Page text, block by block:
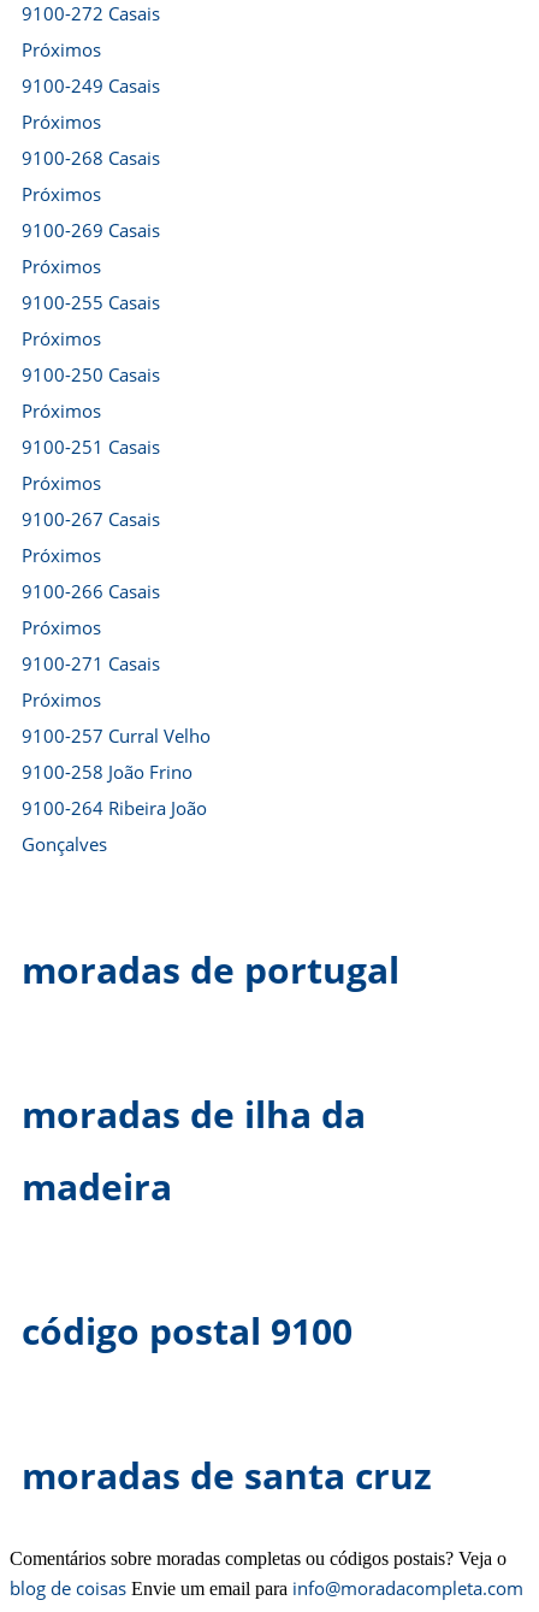
9100-272 Casais
Próximos
9100-249 Casais
Próximos
9100-268 Casais
Próximos
9100-269 Casais
Próximos
9100-255 Casais
Próximos
9100-250 Casais
Próximos
9100-251 Casais
Próximos
9100-267 Casais
Próximos
9100-266 Casais
Próximos
9100-271 Casais
Próximos
9100-257 Curral Velho
9100-258 João Frino
9100-264 Ribeira João
Gonçalves
moradas de portugal
moradas de ilha da
madeira
código postal 9100
moradas de santa cruz
Comentários sobre moradas completas ou códigos postais? Veja o
blog de coisas Envie um email para info@moradacompleta.com